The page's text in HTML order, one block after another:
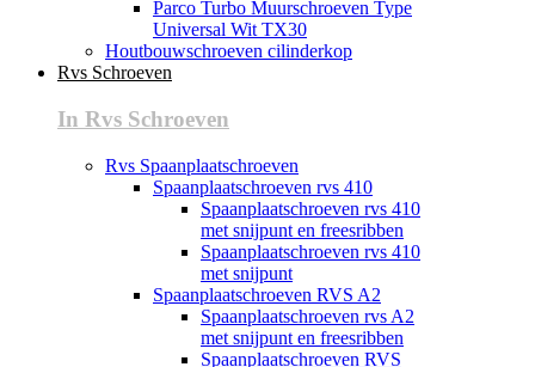
Parco Turbo Muurschroeven Type
Universal Wit TX30
Houtbouwschroeven cilinderkop
Rvs Schroeven
In Rvs Schroeven
Rvs Spaanplaatschroeven
Spaanplaatschroeven rvs 410
Spaanplaatschroeven rvs 410
met snijpunt en freesribben
Spaanplaatschroeven rvs 410
met snijpunt
Spaanplaatschroeven RVS A2
Spaanplaatschroeven rvs A2
met snijpunt en freesribben
Spaanplaatschroeven RVS